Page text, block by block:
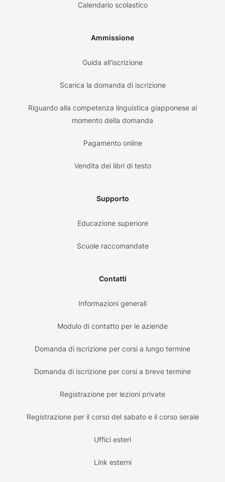
Calendario scolastico
Ammissione
Guida all'iscrizione
Scarica la domanda di iscrizione
Riguardo alla competenza linguistica giapponese al
momento della domanda
Pagamento online
Vendita dei libri di testo
Supporto
Educazione superiore
Scuole raccomandate
Contatti
Informazioni generali
Modulo di contatto per le aziende
Domanda di iscrizione per corsi a lungo termine
Domanda di iscrizione per corsi a breve termine
Registrazione per lezioni private
Registrazione per il corso del sabato e il corso serale
Uffici esteri
Link esterni